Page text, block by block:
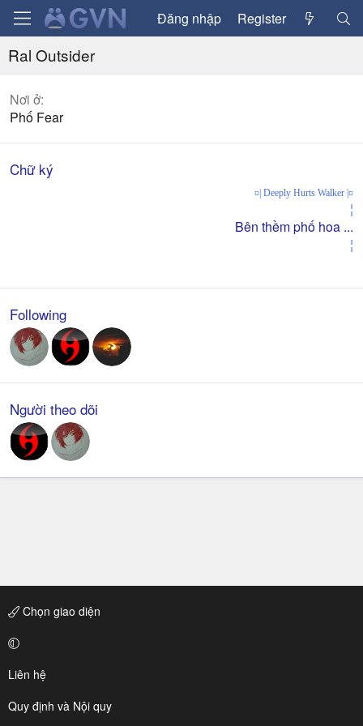
Đăng nhập Register
Ral Outsider
Nơi ở
Phố Fear
Chữ ký
¤| Deeply Hurts Walker |¤
¦
Bên thềm phố hoa ...
¦
Following
Người theo dõi
Chọn giao diện
Liên hệ
Quy định và Nội quy